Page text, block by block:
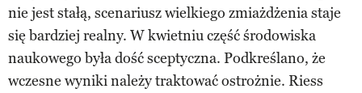
nie jest stałą, scenariusz wielkiego zmiażdżenia staje
się bardziej realny. W kwietniu część środowiska
naukowego była dość sceptyczna. Podkreślano, że
wczesne wyniki należy traktować ostrożnie. Riess